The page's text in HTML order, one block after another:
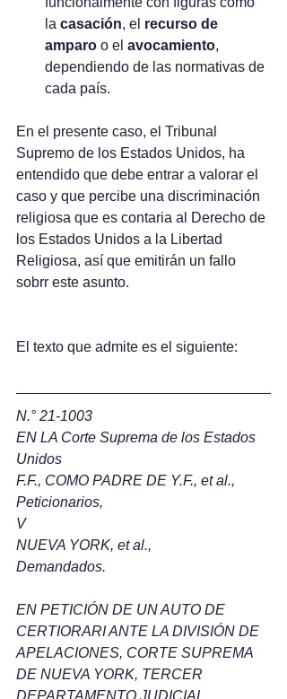
la casación, el recurso de
amparo o el avocamiento,
dependiendo de las normativas de
cada país.
En el presente caso, el Tribunal
Supremo de los Estados Unidos, ha
entendido que debe entrar a valorar el
caso y que percibe una discriminación
religiosa que es contaria al Derecho de
los Estados Unidos a la Libertad
Religiosa, así que emitirán un fallo
sobrr este asunto.
El texto que admite es el siguiente:
N.° 21-1003
EN LA Corte Suprema de los Estados
Unidos
F.F., COMO PADRE DE Y.F., et al.,
Peticionarios,
V
NUEVA YORK, et al.,
Demandados.
EN PETICIÓN DE UN AUTO DE
CERTIORARI ANTE LA DIVISIÓN DE
APELACIONES, CORTE SUPREMA
DE NUEVA YORK, TERCER